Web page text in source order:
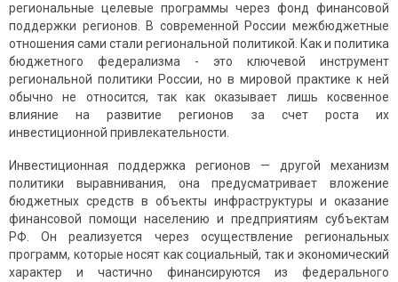
региональные целевые программы через фонд финансовой
поддержки регионов. В современной России межбюджетные
отношения сами стали региональной политикой. Как и политика
бюджетного федерализма - это ключевой инструмент
региональной политики России, но в мировой практике к ней
обычно не относится, так как оказывает лишь косвенное
влияние на развитие регионов за счет роста их
инвестиционной привлекательности.
Инвестиционная поддержка регионов — другой механизм
политики выравнивания, она предусматривает вложение
бюджетных средств в объекты инфраструктуры и оказание
финансовой помощи населению и предприятиям субъектам
РФ. Он реализуется через осуществление региональных
программ, которые носят как социальный, так и экономический
характер и частично финансируются из федерального